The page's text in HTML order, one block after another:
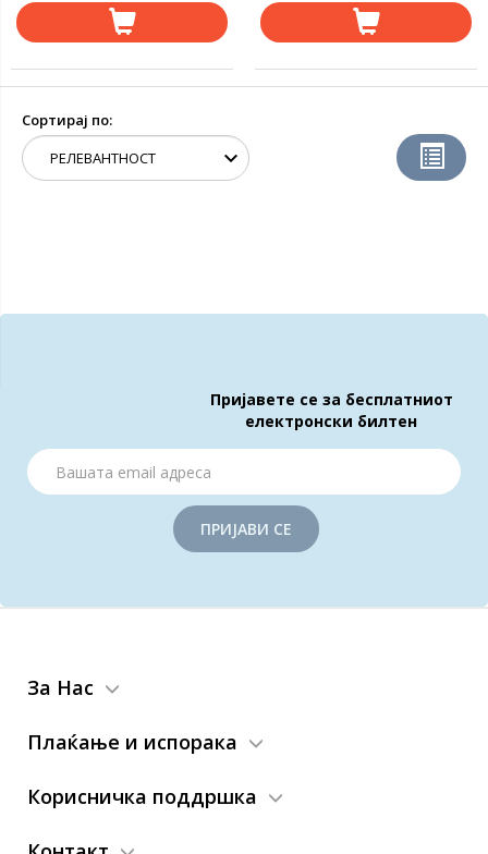
Сортирај по:
Пријавете се за бесплатниот
електронски билтен
ПРИЈАВИ СЕ
За Нас
Плаќање и испорака
Корисничка поддршка